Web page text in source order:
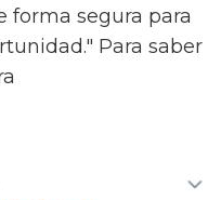
forma segura para
Para saber